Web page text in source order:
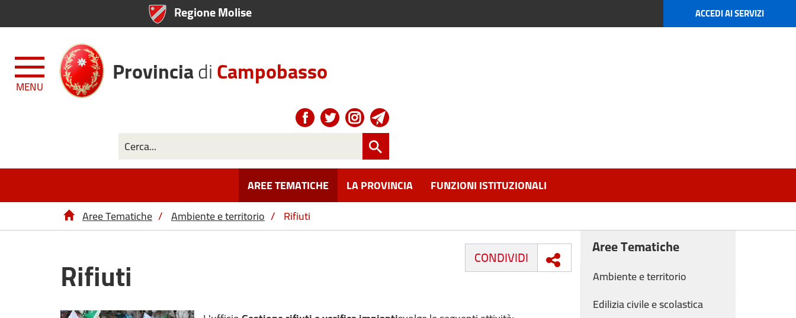
Regione Molise ACCEDI AI SERVIZI
MENU ProvinciadiCampobasso
AREE TEMATICHE LA PROVINCIA
FUNZIONI ISTITUZIONALI
Aree Tematiche / Ambiente e territorio / Rifiuti
CONDIVIDI
Rifiuti
Aree Tematiche
Ambiente e territorio
Edilizia civile e scolastica